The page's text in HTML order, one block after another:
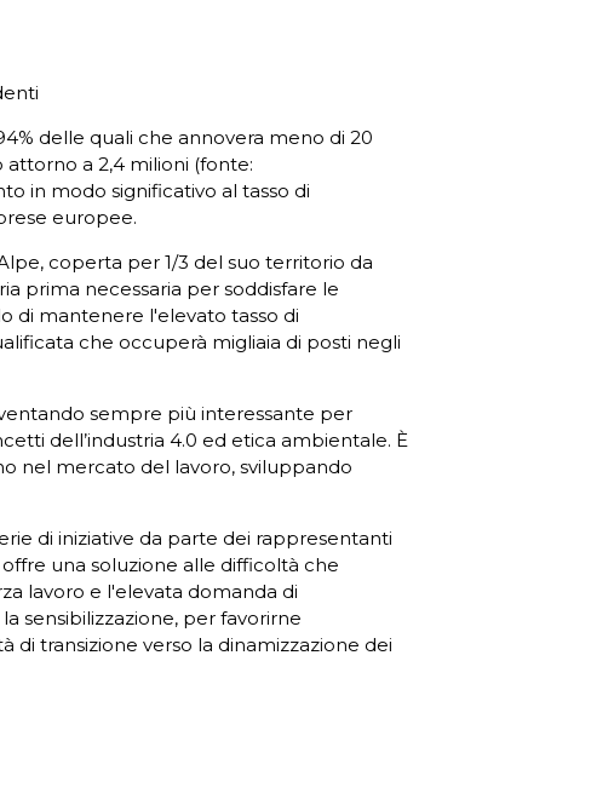
delle quali che annovera meno di 20
a 2,4 milioni (fonte:
in modo significativo al tasso di
europee.
coperta per 1/3 del suo territorio da
prima necessaria per soddisfare le
di mantenere l'elevato tasso di
che occuperà migliaia di posti negli
sempre più interessante per
dell’industria 4.0 ed etica ambientale. È
nel mercato del lavoro, sviluppando
di iniziative da parte dei rappresentanti
una soluzione alle difficoltà che
lavoro e l'elevata domanda di
sensibilizzazione, per favorirne
transizione verso la dinamizzazione dei